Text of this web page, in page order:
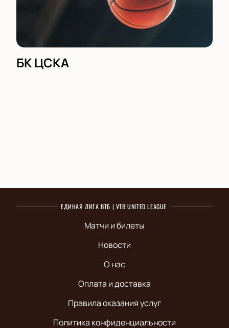
БК ЦСКА
ЕДИНАЯ ЛИГА ВТБ | VTB UNITED LEAGUE
Матчи и билеты
Новости
О нас
Оплата и доставка
Правила оказания услуг
Политика конфиденциальности